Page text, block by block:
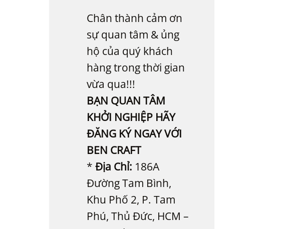
Chân thành cảm ơn
sự quan tâm & ủng
hộ của quý khách
hàng trong thời gian
vừa qua!!!
BẠN QUAN TÂM
KHỞI NGHIỆP HÃY
ĐĂNG KÝ NGAY VỚI
BEN CRAFT
* Địa Chỉ: 186A
Đường Tam Bình,
Khu Phố 2, P. Tam
Phú, Thủ Đức, HCM –